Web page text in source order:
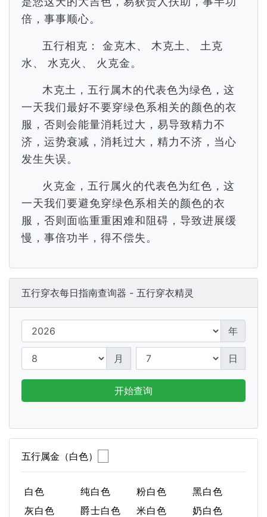
倍，事事顺心。
五行相克： 金克木、 木克土、 土克
水、 水克火、 火克金。
木克土，五行属木的代表色为绿色，这
一天我们最好不要穿绿色系相关的颜色的衣
服，否则会能量消耗过大，易导致精力不
济，运势衰减，消耗过大，精力不济，当心
发生失误。
火克金，五行属火的代表色为红色，这
一天我们要避免穿绿色系相关的颜色的衣
服，否则面临重重困难和阻碍，导致进展缓
慢，事倍功半，得不偿失。
五行穿衣每日指南查询器 - 五行穿衣精灵
年
月 日
开始查询
五行属金（白色）
白色 纯白色 粉白色
黑白色
灰白色
爵士白色 米白色
奶白色